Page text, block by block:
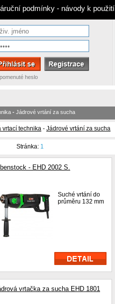
podmínky - návody k použití
heslo
- Jádrové vrtání za sucha
vrtací technika - Jádrové vrtání za sucha
Stránka: 1
- EHD 2002 S.
Suché vrtání do
průměru 132 mm
vrtačka za sucha EHD 1801